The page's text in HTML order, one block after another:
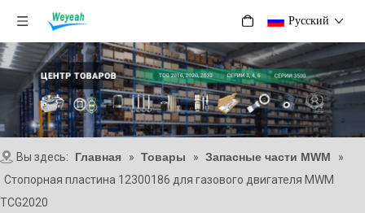
Pусский
Вы здесь: Главная » Товары » Запасные части MWM
»
Стопорная пластина 12300186 для газового двигателя MWM
TCG2020